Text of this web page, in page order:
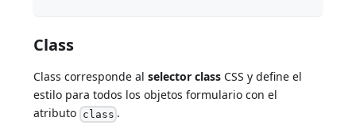
Class
Class corresponde alselector class CSS y define el
estilo para todos los objetos formulario con el
atributo class .